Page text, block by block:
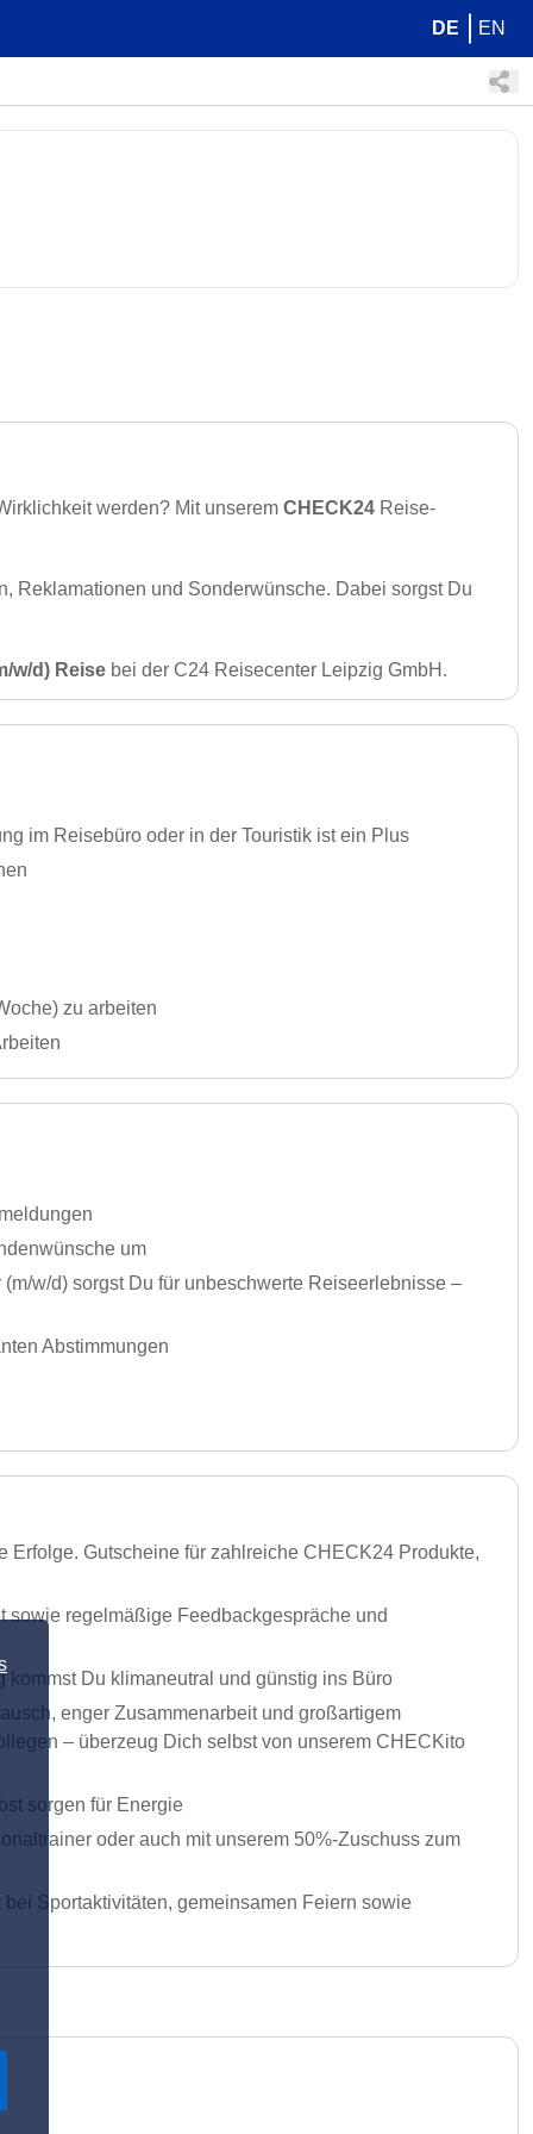
DE EN
werden? Mit unserem CHECK24 Reise-
Reklamationen und Sonderwünsche. Dabei sorgst Du
w/d) Reise bei der C24 Reisecenter Leipzig GmbH.
im Reisebüro oder in der Touristik ist ein Plus
zu arbeiten
um
w/d) sorgst Du für unbeschwerte Reiseerlebnisse –
Abstimmungen
Erfolge. Gutscheine für zahlreiche CHECK24 Produkte,
regelmäßige Feedbackgespräche und
Du klimaneutral und günstig ins Büro
enger Zusammenarbeit und großartigem
– überzeug Dich selbst von unserem CHECKito
sorgen für Energie
oder auch mit unserem 50%-Zuschuss zum
Sportaktivitäten, gemeinsamen Feiern sowie